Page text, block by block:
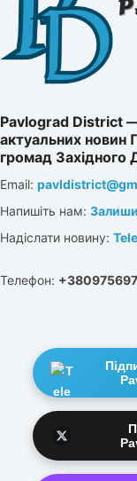
Pavlograd District
актуальних новин
громад Західного
Email:
Напишіть нам:
Надіслати новину:
Телефон: